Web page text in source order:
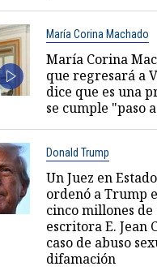
María Corina Machado
María Corina
que regresará a
dice que es una
se cumple "paso
Donald Trump
Un Juez en
ordenó a Trump
cinco millones de
escritora E. Jean
caso de abuso
difamación